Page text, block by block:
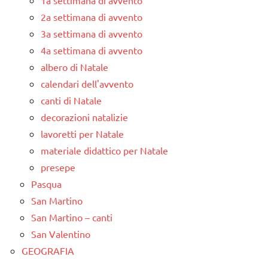
2a settimana di avvento
3a settimana di avvento
4a settimana di avvento
albero di Natale
calendari dell'avvento
canti di Natale
decorazioni natalizie
lavoretti per Natale
materiale didattico per Natale
presepe
Pasqua
San Martino
San Martino – canti
San Valentino
GEOGRAFIA